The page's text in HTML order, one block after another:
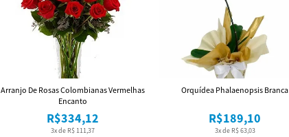
3x de R$ 111,37
R$334,12
Arranjo De Rosas Colombianas Vermelhas
Encanto
3x de R$ 63,03
R$189,10
Orquídea Phalaenopsis Branca